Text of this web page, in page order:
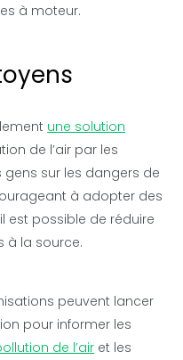
à moteur.
une solution
de l’air par les
gens sur les dangers de
à adopter des
est possible de réduire
à la source.
peuvent lancer
pour informer les
de l’air et les